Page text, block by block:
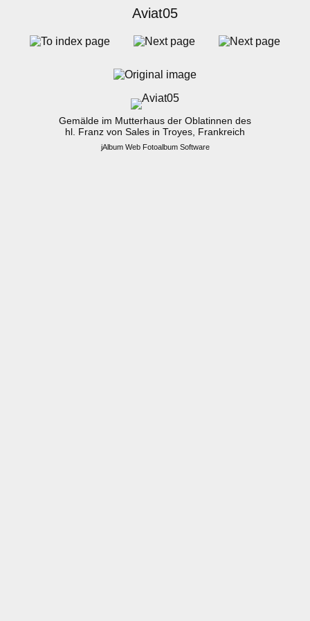
Aviat05
Gemälde im Mutterhaus der Oblatinnen des
hl. Franz von Sales in Troyes, Frankreich
jAlbum Web Fotoalbum Software